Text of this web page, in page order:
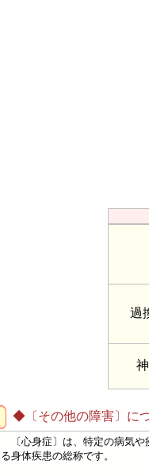
過
◆〔その他の障害〕に
〔心身症〕は、特定の病気や
る身体疾患の総称です。